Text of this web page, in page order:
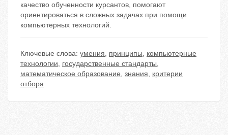
качество обученности курсантов, помогают
ориентироваться в сложных задачах при помощи
компьютерных технологий.
Ключевые слова: умения, принципы, компьютерные
технологии, государственные стандарты,
математическое образование, знания, критерии
отбора